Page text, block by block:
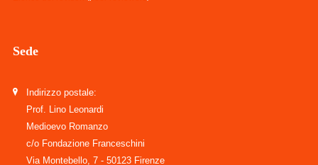
Sede
Indirizzo postale:
Prof. Lino Leonardi
Medioevo Romanzo
c/o Fondazione Franceschini
Via Montebello, 7 - 50123 Firenze